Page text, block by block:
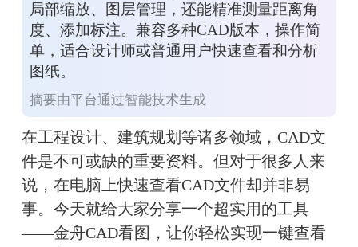
局部缩放、图层管理，还能精准测量距离角
度、添加标注。兼容多种CAD版本，操作简
单，适合设计师或普通用户快速查看和分析
图纸。
摘要由平台通过智能技术生成
在工程设计、建筑规划等诸多领域，CAD文
件是不可或缺的重要资料。但对于很多人来
说，在电脑上快速查看CAD文件却并非易
事。今天就给大家分享一个超实用的工具
——金舟CAD看图，让你轻松实现一键查看